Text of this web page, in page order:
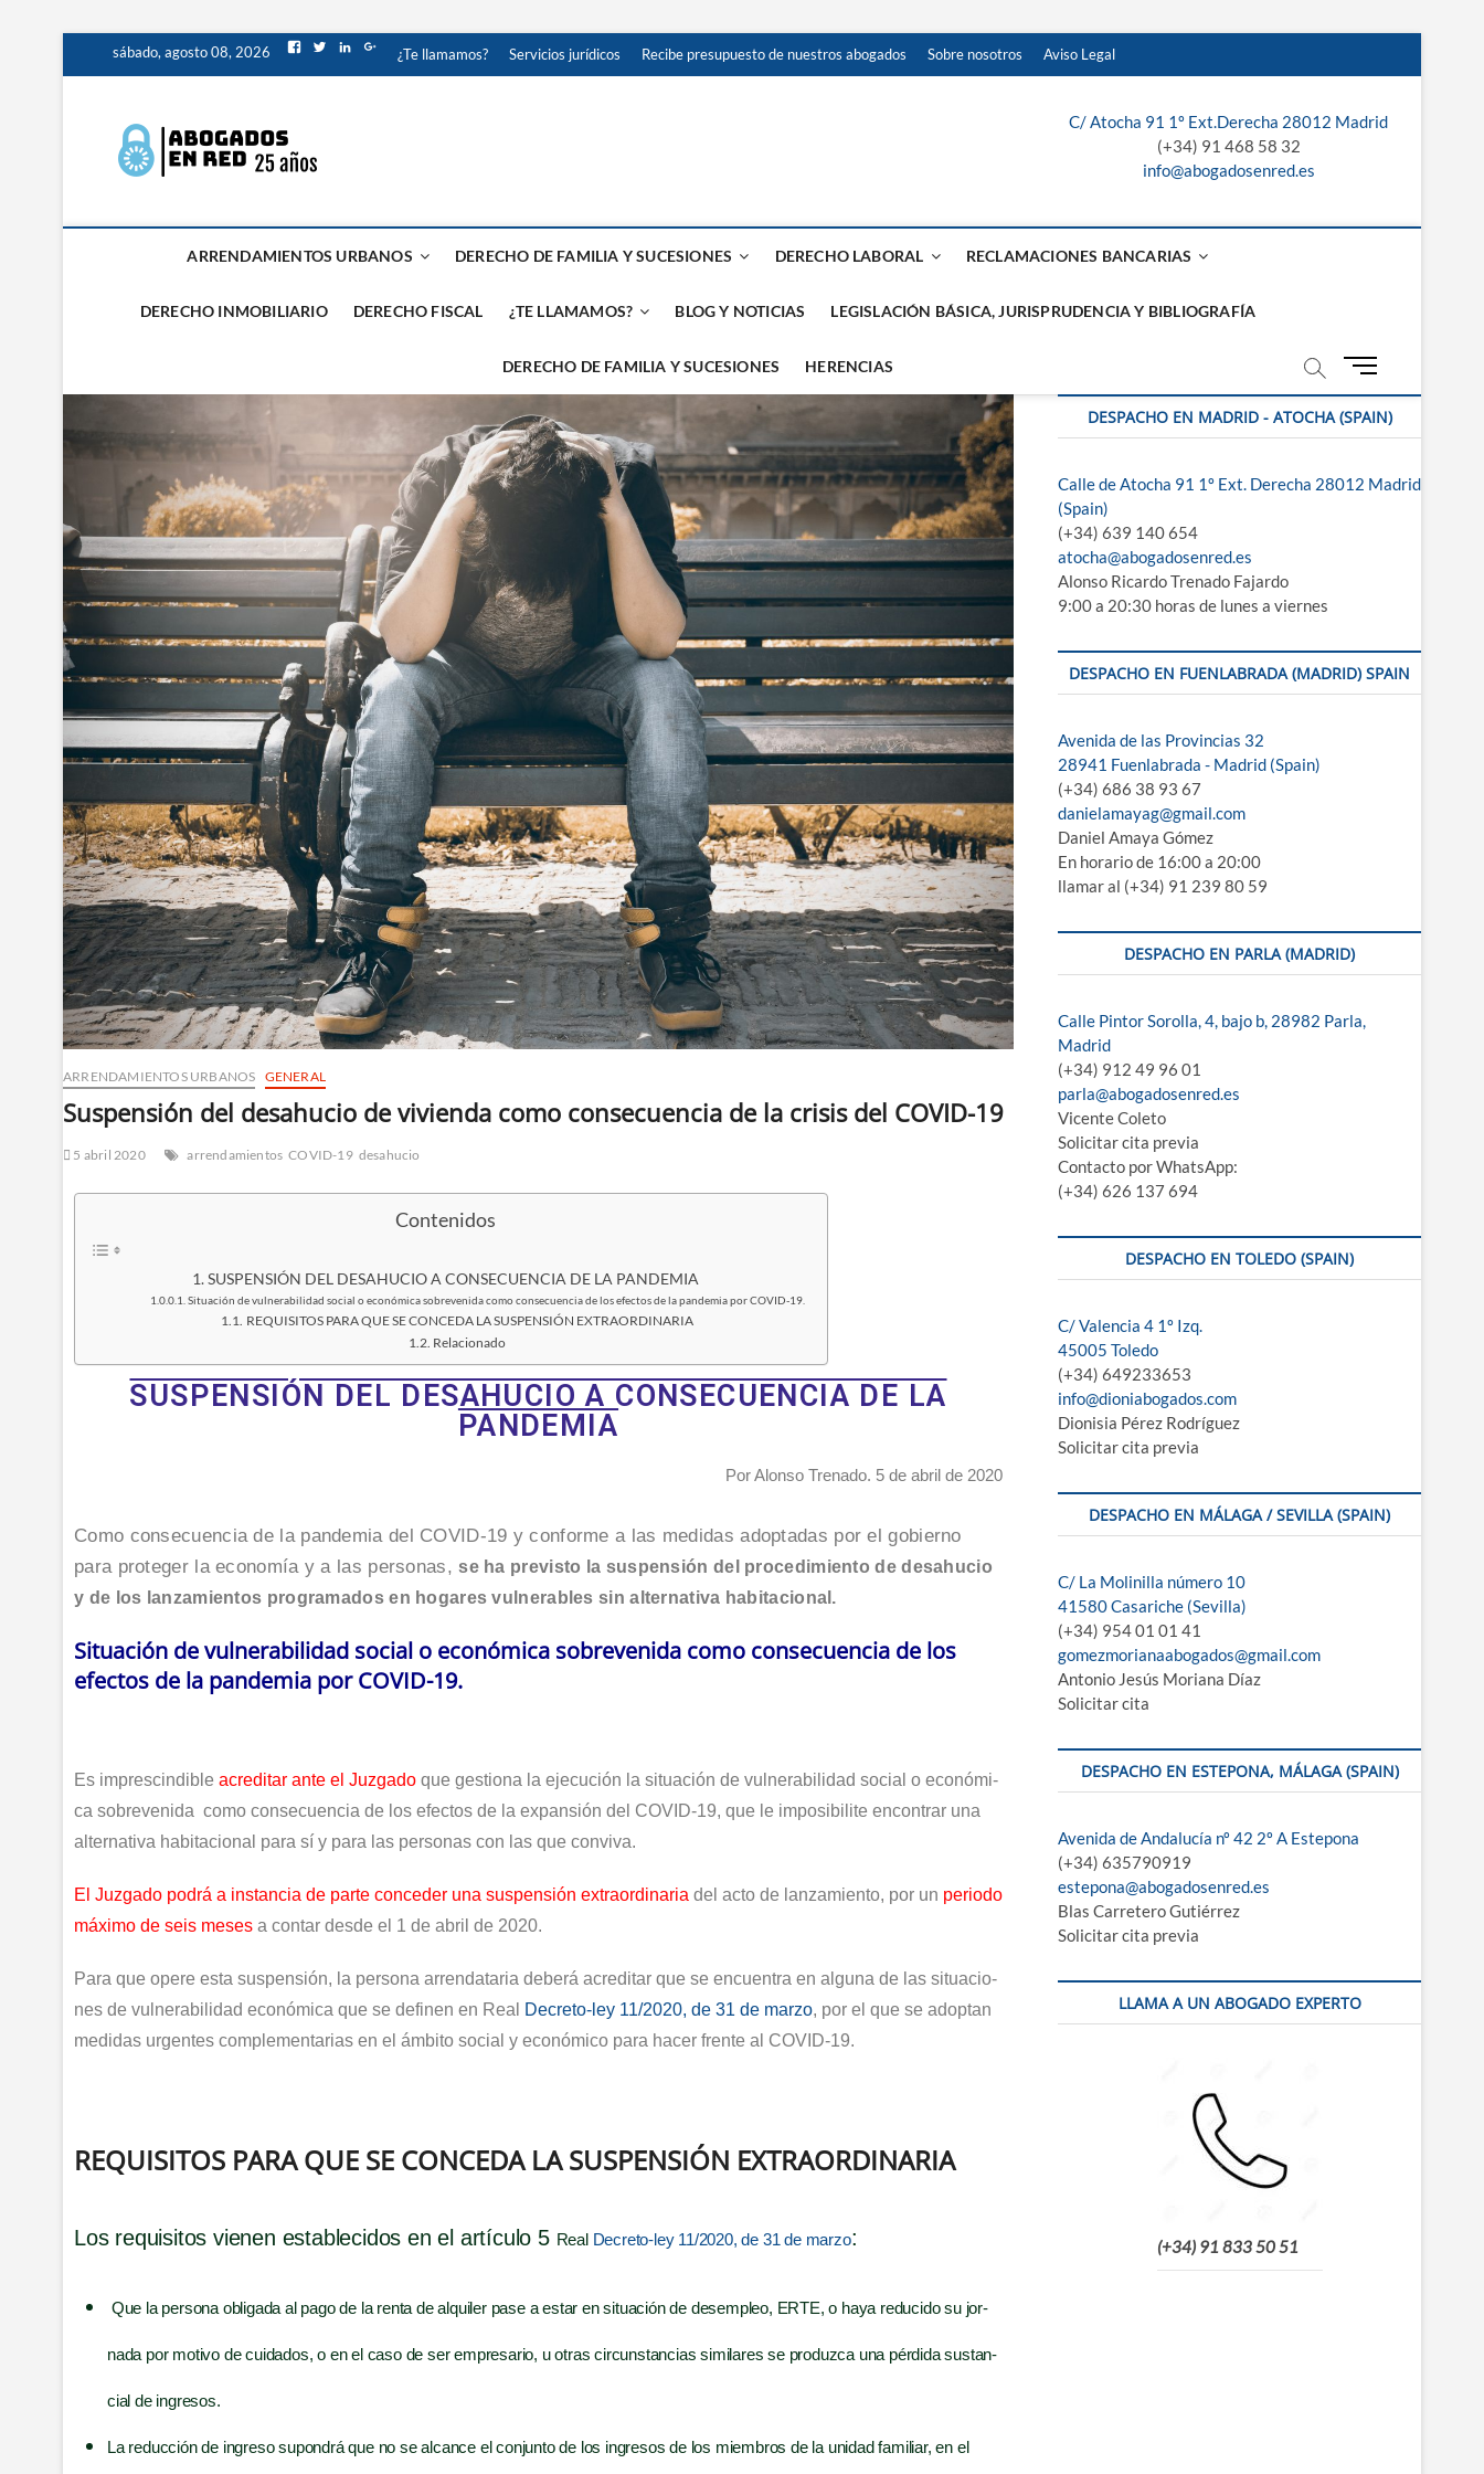
sábado, agosto 08, 2026 ¿Te llamamos? Servicios jurídicos Recibe presupuesto de nuestros abogados Sobre nosotros Aviso Legal
Abogados en Red: Madrid, Toledo, Malaga, Sevilla y
C/ Atocha 91 1º Ext.Derecha 28012 Madrid
(+34) 91 468 58 32
info@abogadosenred.es
ARRENDAMIENTOS URBANOS DERECHO DE FAMILIA Y SUCESIONES DERECHO LABORAL RECLAMACIONES BANCARIAS
DERECHO INMOBILIARIO DERECHO FISCAL ¿TE LLAMAMOS? BLOG Y NOTICIAS LEGISLACIÓN BÁSICA, JURISPRUDENCIA Y BIBLIOGRAFÍA
DERECHO DE FAMILIA Y SUCESIONES HERENCIAS
B
t
ó
d
ARRENDAMIENTOS URBANOS GENERAL
Suspensión del desahucio de vivienda como consecuencia de la crisis del COVID-19
5 abril 2020 arrendamientos COVID-19 desahucio
Con­te­ni­dos
SUSPENSIÓN DEL DESAHUCIO A CONSECUENCIA DE LA PANDEMIA
Situa­ción de vul­ne­ra­bi­li­dad social o eco­nó­mi­ca sobre­ve­ni­da como con­se­cuen­cia de los efec­tos de la pan­de­mia por COVID-19.
REQUISITOS PARA QUE SE CONCEDA LA SUSPENSIÓN EXTRAORDINARIA
Rela­cio­na­do
SUSPENSIÓN DEL DESAHUCIO A CONSECUENCIA DE LA
PANDEMIA
Por Alon­so Tre­na­do. 5 de abril de 2020
Como con­se­cuen­cia de la pan­de­mia del COVID-19 y con­for­me a las medi­das adop­ta­das por el gobierno
para pro­te­ger la eco­no­mía y a las per­so­nas,se ha pre­vis­to la sus­pen­sión del pro­ce­di­mien­to de desahu­cio
y de los lan­za­mien­tos pro­gra­ma­dos en hoga­res vul­ne­ra­bles sin alter­na­ti­va habitacional.
Situación de vulnerabilidad social o económica sobrevenida como consecuencia de los
efectos de la pandemia por COVID-19.
Es impres­cin­di­ble acre­di­tar ante el Juz­ga­do que ges­tio­na la eje­cu­ción la situa­ción de vul­ne­ra­bi­li­dad social o eco­nó­mi­
ca sobre­ve­ni­da como con­se­cuen­cia de los efec­tos de la expan­sión del COVID-19, que le impo­si­bi­li­te encon­trar una
alter­na­ti­va habi­ta­cio­nal para sí y para las per­so­nas con las que conviva.
El Juz­ga­do podrá a ins­tan­cia de par­te con­ce­der una sus­pen­sión extra­or­di­na­ria del acto de lan­za­mien­to, por un perio­do
máxi­mo de seis meses a con­tar des­de el 1 de abril de 2020.
Para que ope­re esta sus­pen­sión, la per­so­na arren­da­ta­ria debe­rá acre­di­tar que se encuen­tra en algu­na de las situa­cio­
nes de vul­ne­ra­bi­li­dad eco­nó­mi­ca que se defi­nen en Real
Decre­to-ley 11/​2020, de 31 de mar­zo, por el que se adop­tan
medi­das urgen­tes com­ple­men­ta­rias en el ámbi­to social y eco­nó­mi­co para hacer fren­te al COVID-19.
REQUISITOS PARA QUE SE CONCEDA LA SUSPENSIÓN EXTRAORDINARIA
Los requi­si­tos vie­nen esta­ble­ci­dos en el artícu­lo 5 Real Decre­to-ley 11/​2020, de 31 de mar­zo:
Que la per­so­na obli­ga­da al pago de la ren­ta de alqui­ler pase a estar en situa­ción de des­em­pleo, ERTE, o haya redu­ci­do su jor­
na­da por moti­vo de cui­da­dos, o en el caso de ser empre­sa­rio, u otras cir­cuns­tan­cias simi­la­res se pro­duz­ca una pér­di­da sus­tan­
cial de ingresos.
La reduc­ción de ingre­so supon­drá que no se alcan­ce el con­jun­to de los ingre­sos de los miem­bros de la uni­dad fami­liar, en el
DESPACHO EN MADRID - ATOCHA (SPAIN)
Calle de Atocha 91 1º Ext. Derecha 28012 Madrid
(Spain)
(+34) 639 140 654
atocha@abogadosenred.es
Alonso Ricardo Trenado Fajardo
9:00 a 20:30 horas de lunes a viernes
DESPACHO EN FUENLABRADA (MADRID) SPAIN
Avenida de las Provincias 32
28941 Fuenlabrada - Madrid (Spain)
(+34) 686 38 93 67
danielamayag@gmail.com
Daniel Amaya Gómez
En horario de 16:00 a 20:00
llamar al (+34) 91 239 80 59
DESPACHO EN PARLA (MADRID)
Calle Pintor Sorolla, 4, bajo b, 28982 Parla,
Madrid
(+34) 912 49 96 01
parla@abogadosenred.es
Vicente Coleto
Solicitar cita previa
Contacto por WhatsApp:
(+34) 626 137 694
DESPACHO EN TOLEDO (SPAIN)
C/ Valencia 4 1º Izq.
45005 Toledo
(+34) 649233653
info@dioniabogados.com
Dionisia Pérez Rodríguez
Solicitar cita previa
DESPACHO EN MÁLAGA / SEVILLA (SPAIN)
C/ La Molinilla número 10
41580 Casariche (Sevilla)
(+34) 954 01 01 41
gomezmorianaabogados@gmail.com
Antonio Jesús Moriana Díaz
Solicitar cita
DESPACHO EN ESTEPONA, MÁLAGA (SPAIN)
Avenida de Andalucía nº 42 2º A Estepona
(+34) 635790919
estepona@abogadosenred.es
Blas Carretero Gutiérrez
Solicitar cita previa
LLAMA A UN ABOGADO EXPERTO
(+34) 91 833 50 51